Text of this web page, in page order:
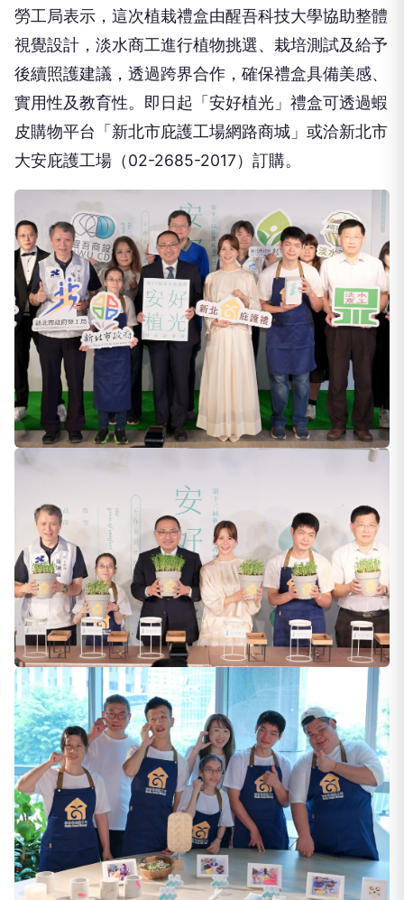
勞工局表示，這次植栽禮盒由醒吾科技大學協助整體
視覺設計，淡水商工進行植物挑選、栽培測試及給予
後續照護建議，透過跨界合作，確保禮盒具備美感、
實用性及教育性。即日起「安好植光」禮盒可透過蝦
皮購物平台「新北市庇護工場網路商城」或洽新北市
大安庇護工場（02-2685-2017）訂購。